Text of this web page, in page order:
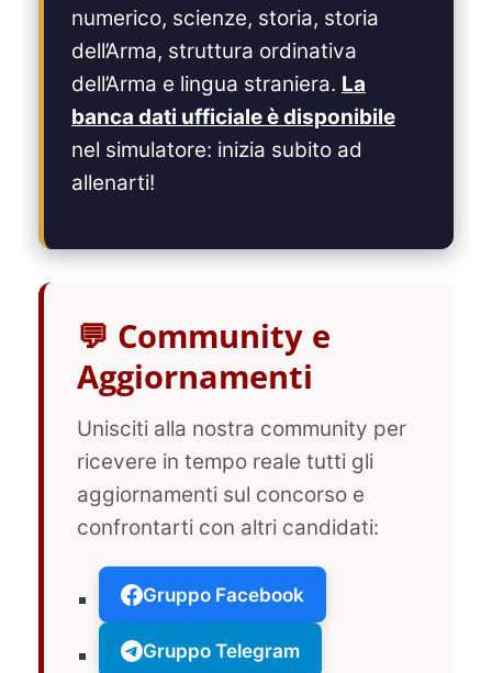
numerico, scienze, storia, storia
dell’Arma, struttura ordinativa
dell’Arma e lingua straniera. La
banca dati ufficiale è disponibile
nel simulatore: inizia subito ad
allenarti!
💬 Community e
Aggiornamenti
Unisciti alla nostra community per
ricevere in tempo reale tutti gli
aggiornamenti sul concorso e
confrontarti con altri candidati:
Gruppo Facebook
Gruppo Telegram